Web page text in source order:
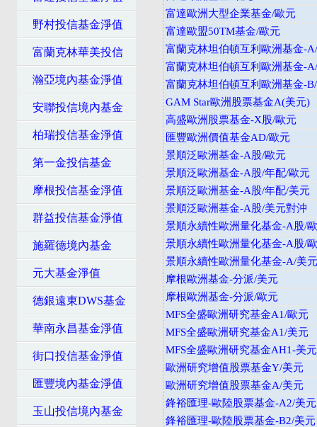
野村投信基金淨值
富蘭克林華美投信
瀚亞境內基金淨值
安聯投信境內基金
柏瑞投信基金淨值
第一金投信基金
摩根投信基金淨值
群益投信基金淨值
施羅德境內基金
元大基金淨值
德銀遠東DWS基金
華南永昌基金淨值
街口投信基金淨值
匯豐境內基金淨值
玉山投信境內基金
富達歐洲大型企業基金/歐元
富達歐盟50TM基金/歐元
富蘭克林坦伯頓互利歐洲基金-
富蘭克林坦伯頓互利歐洲基金-
富蘭克林坦伯頓互利歐洲基金-
GAM Star歐洲股票基金A(美元)
高盛歐洲股票基金-X股/歐元
匯豐歐洲價值基金AD/歐元
景順泛歐洲基金-A股/歐元
景順泛歐洲基金-A股/年配/歐元
景順泛歐洲基金-A股/年配/美元
景順泛歐洲基金-A股/美元對沖
景順永續性歐洲量化基金-A股/
景順永續性歐洲量化基金-A股/
景順永續性歐洲量化基金-A/美
摩根歐洲基金-分派/美元
摩根歐洲基金-分派/歐元
MFS全盛歐洲研究基金A1/歐元
MFS全盛歐洲研究基金A1/美元
MFS全盛歐洲研究基金AH1-美
歐洲研究增值股票基金Y/美元
歐洲研究增值股票基金A/美元
鋒裕匯理-歐陸股票基金-A2/美元
鋒裕匯理-歐陸股票基金-B2/美元